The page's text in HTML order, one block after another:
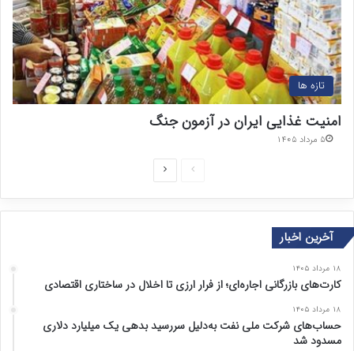
تازه ها
امنیت غذایی ایران در آزمون جنگ
۵ مرداد ۱۴۰۵
ح
ب
ی
ح
ع
ی
آخرین اخبار
۱۸ مرداد ۱۴۰۵
کارت‌های بازرگانی اجاره‌ای؛ از فرار ارزی تا اخلال در ساختاری اقتصادی
۱۸ مرداد ۱۴۰۵
حساب‌های شرکت ملی نفت به‌دلیل سررسید بدهی یک میلیارد دلاری
مسدود شد